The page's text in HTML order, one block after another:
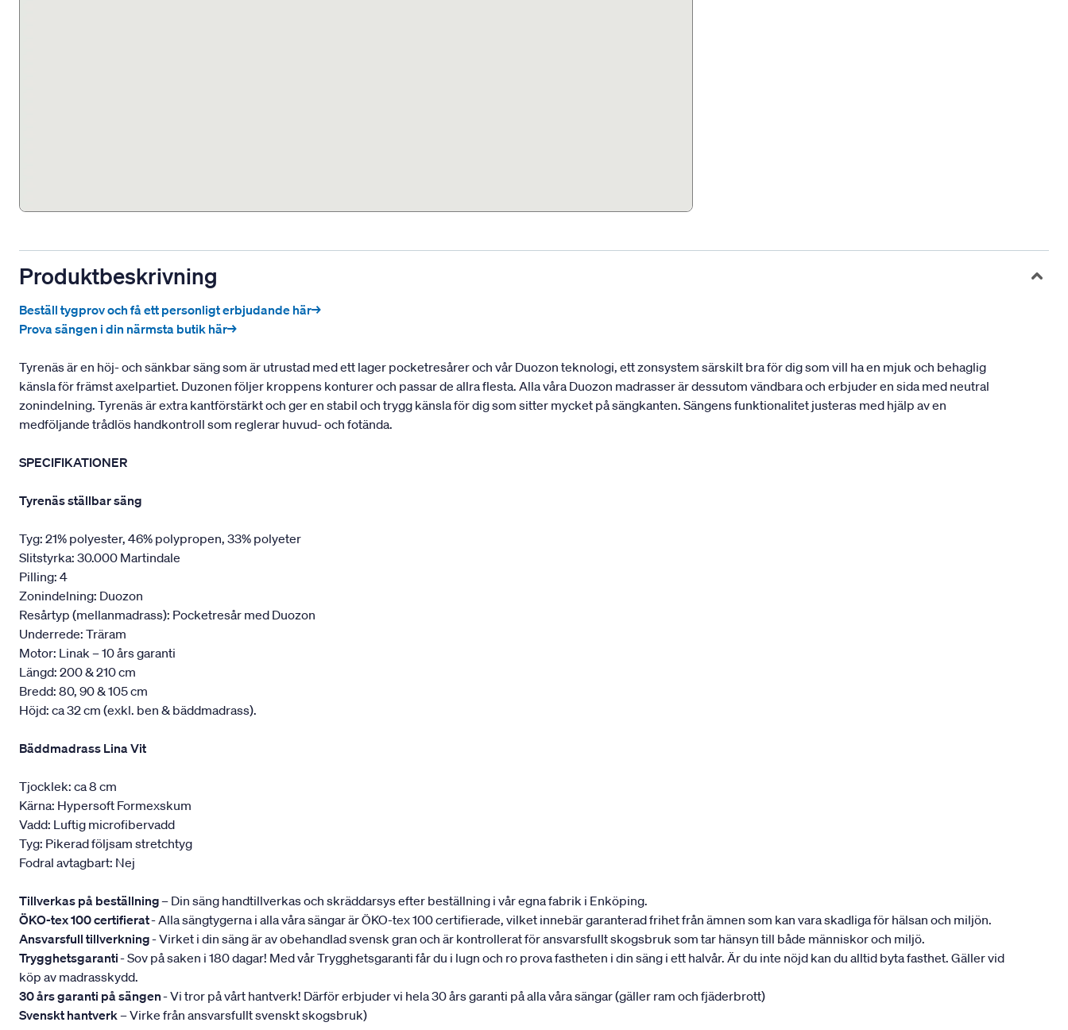
Produktbeskrivning
Beställ tygprov och få ett personligt erbjudande här→
Prova sängen i din närmsta butik här→
Tyrenäs är en höj- och sänkbar säng som är utrustad med ett lager pocketresårer och vår Duozon teknologi, ett zonsystem särskilt bra för dig som vill ha en mjuk och behaglig
känsla för främst axelpartiet. Duzonen följer kroppens konturer och passar de allra flesta. Alla våra Duozon madrasser är dessutom vändbara och erbjuder en sida med neutral
zonindelning. Tyrenäs är extra kantförstärkt och ger en stabil och trygg känsla för dig som sitter mycket på sängkanten. Sängens funktionalitet justeras med hjälp av en
medföljande trådlös handkontroll som reglerar huvud- och fotända.
SPECIFIKATIONER
Tyrenäs ställbar säng
Tyg: 21% polyester, 46% polypropen, 33% polyeter
Slitstyrka: 30.000 Martindale
Pilling: 4
Zonindelning: Duozon
Resårtyp (mellanmadrass): Pocketresår med Duozon
Underrede: Träram
Motor: Linak – 10 års garanti
Längd: 200 & 210 cm
Bredd: 80, 90 & 105 cm
Höjd: ca 32 cm (exkl. ben & bäddmadrass).
Bäddmadrass Lina Vit
Tjocklek: ca 8 cm
Kärna: Hypersoft Formexskum
Vadd: Luftig microfibervadd
Tyg: Pikerad följsam stretchtyg
Fodral avtagbart: Nej
Tillverkas på beställning– Din säng handtillverkas och skräddarsys efter beställning i vår egna fabrik i Enköping.
ÖKO-tex 100 certifierat- Alla sängtygerna i alla våra sängar är ÖKO-tex 100 certifierade, vilket innebär garanterad frihet från ämnen som kan vara skadliga för hälsan och miljön.
Ansvarsfull tillverkning- Virket i din säng är av obehandlad svensk gran och är kontrollerat för ansvarsfullt skogsbruk som tar hänsyn till både människor och miljö.
Trygghetsgaranti- Sov på saken i 180 dagar! Med vår Trygghetsgaranti får du i lugn och ro prova fastheten i din säng i ett halvår. Är du inte nöjd kan du alltid byta fasthet. Gäller vid
köp av madrasskydd.
30 års garanti på sängen- Vi tror på vårt hantverk! Därför erbjuder vi hela 30 års garanti på alla våra sängar (gäller ram och fjäderbrott)
Svenskt hantverk– Virke från ansvarsfullt svenskt skogsbruk)